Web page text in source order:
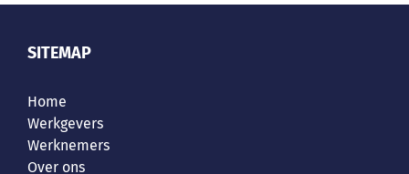
SITEMAP
Home
Werkgevers
Werknemers
Over ons